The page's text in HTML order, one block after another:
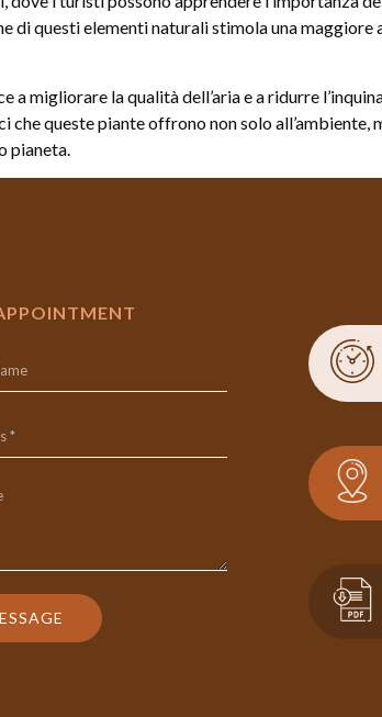
questi elementi naturali stimola una
migliorare la qualità dell’aria e a ridurre
queste piante offrono non solo all’ambiente,
pianeta.